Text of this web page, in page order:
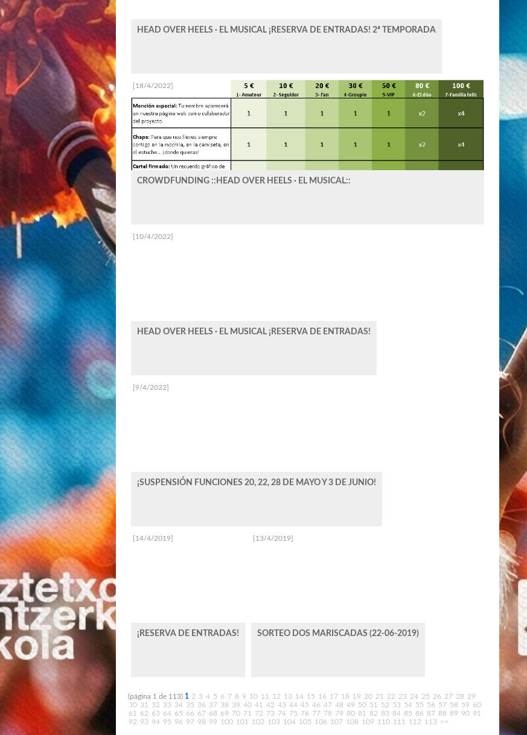
HEAD OVER HEELS · EL MUSICAL ¡RESERVA DE ENTRADAS! 2ª TEMPORADA
CROWDFUNDING ::HEAD OVER HEELS · EL MUSICAL::
[18/4/2022]
HEAD OVER HEELS · EL MUSICAL ¡RESERVA DE ENTRADAS!
[10/4/2022]
¡SUSPENSIÓN FUNCIONES 20, 22, 28 DE MAYO Y 3 DE JUNIO!
[9/4/2022]
¡RESERVA DE ENTRADAS!
[14/4/2019]
SORTEO DOS MARISCADAS (22-06-2019)
[13/4/2019]
(página 1 de 113) 1 2 3 4 5 6 7 8 9 10 11 12 13 14 15 16 17 18 19 20 21 22 23 24 25 26 27 28 29
30 31 32 33 34 35 36 37 38 39 40 41 42 43 44 45 46 47 48 49 50 51 52 53 54 55 56 57 58 59 60
61
62 63 64 65 66 67 68 69 70 71 72 73 74 75 76 77 78 79 80 81 82 83 84 85 86 87 88 89 90 91
92 93 94 95 96 97 98 99 100 101 102 103 104 105 106 107 108 109 110 111 112 113 >>